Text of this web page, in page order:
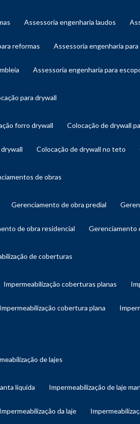
assessoria engenharia laudos
reformas assessoria engenharia
assessoria engenharia para
para drywall
forro drywall colocação de drywall
drywall colocação de drywall no teto
de obras
gerenciamento de obra predial
de obra residencial gerenciamento
de coberturas
impermeabilização coberturas planas
impermeabilização cobertura plana
de lajes
líquida impermeabilização de laje
impermeabilização da laje